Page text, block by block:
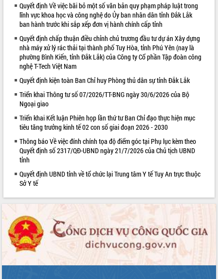
Loading the player...
Khám bệnh, cấp phát thuốc miễn phí
và tặng quà người dân xã Cư Pui
Hội nghị UBND tỉnh Đắk Lắk thường kỳ
tháng 7/2026
Lễ truy tặng danh hiệu “Bà Mẹ Việt
Nam Anh hùng” và trao Huân chương
Lao động
UBND tỉnh Đắk Lắk triển khai nhiệm
vụ 6 tháng cuối năm 2026
Kỳ họp thứ Hai, Hội đồng nhân dân
tỉnh khóa XI quyết nghị nhiều nội dung
quan trọng
Bí thư Tỉnh ủy Lương Nguyễn Minh
cách mạng
văn hóa, thể thao đáp ứng yêu cầu
Thường trực HĐND tỉnh Đắk Lắk gặp
mặt Đoàn chuyên gia y tế TP. Hồ Chí
Minh
Lễ truy điệu và an táng hài cốt liệt sĩ
ALBUM ẢNH
LIÊN KẾT WEB
Quyết định Về việc bãi bỏ một số văn bản quy phạm pháp luật trong
lĩnh vực khoa học và công nghệ do Ủy ban nhân dân tỉnh Đắk Lắk
ban hành trước khi sắp xếp đơn vị hành chính cấp tỉnh
Quyết định chấp thuận điều chỉnh chủ trương đầu tư dự án Xây dựng
nhà máy xử lý rác thải tại thành phố Tuy Hòa, tỉnh Phú Yên (nay là
phường Bình Kiến, tỉnh Đắk Lắk) của Công ty Cổ phần Tập đoàn công
nghệ T-Tech Việt Nam
Quyết định kiện toàn Ban Chỉ huy Phòng thủ dân sự tỉnh Đắk Lắk
Triển khai Thông tư số 07/2026/TT-BNG ngày 30/6/2026 của Bộ
Ngoại giao
Triển khai Kết luận Phiên họp lần thứ tư Ban Chỉ đạo thực hiện mục
tiêu tăng trưởng kinh tế 02 con số giai đoạn 2026 - 2030
Thông báo Về việc đính chính tọa độ điểm góc tại Phụ lục kèm theo
Quyết định số 2317/QĐ-UBND ngày 21/7/2026 của Chủ tịch UBND
tỉnh
Quyết định UBND tỉnh về tổ chức lại Trung tâm Y tế Tuy An trực thuộc
Sở Y tế